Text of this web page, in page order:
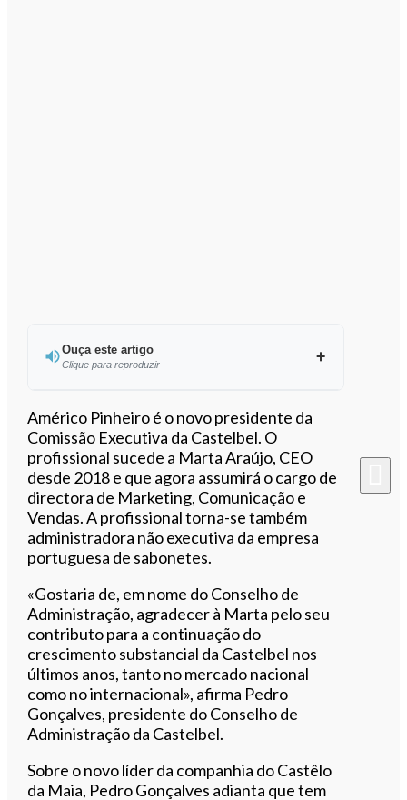
Ouça este artigo
Clique para reproduzir
Ouvir este artigo
Américo Pinheiro é o novo presidente da
Comissão Executiva da Castelbel. O
profissional sucede a Marta Araújo, CEO
desde 2018 e que agora assumirá o cargo de
directora de Marketing, Comunicação e
Vendas. A profissional torna-se também
administradora não executiva da empresa
portuguesa de sabonetes.
«Gostaria de, em nome do Conselho de
Administração, agradecer à Marta pelo seu
contributo para a continuação do
crescimento substancial da Castelbel nos
últimos anos, tanto no mercado nacional
como no internacional», afirma Pedro
Gonçalves, presidente do Conselho de
Administração da Castelbel.
Sobre o novo líder da companhia do Castêlo
da Maia, Pedro Gonçalves adianta que tem